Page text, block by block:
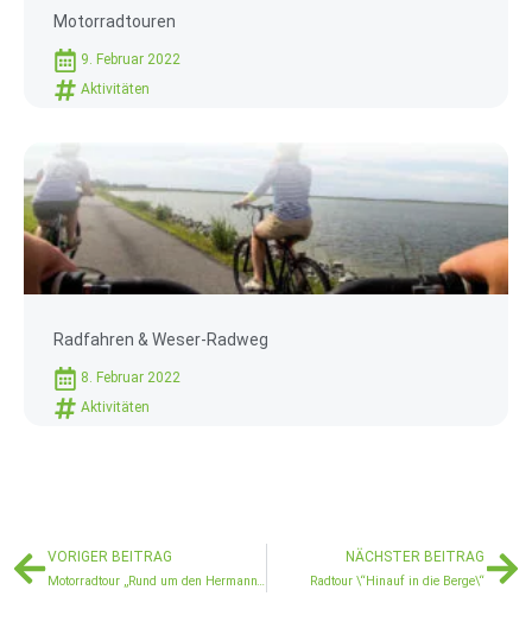
Motorradtouren
9. Februar 2022
Aktivitäten
Radfahren & Weser-Radweg
8. Februar 2022
Aktivitäten
Zurück
VORIGER BEITRAG
Motorradtour „Rund um den Hermann“ – ein echtes Erlebnis
NÄCHSTER BEITRAG
Radtour \“Hinauf in die Berge\“